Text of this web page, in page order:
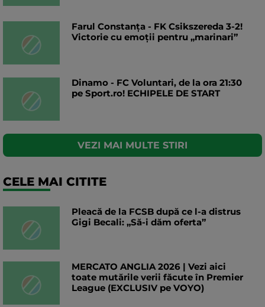
Farul Constanța - FK Csikszereda 3-2!
Victorie cu emoții pentru „marinari”
Dinamo - FC Voluntari, de la ora 21:30
pe Sport.ro! ECHIPELE DE START
VEZI MAI MULTE STIRI
CELE MAI CITITE
Pleacă de la FCSB după ce l-a distrus
Gigi Becali: „Să-i dăm oferta”
MERCATO ANGLIA 2026 | Vezi aici
toate mutările verii făcute în Premier
League (EXCLUSIV pe VOYO)